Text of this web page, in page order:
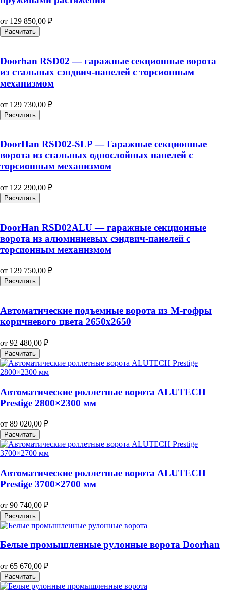
от 129 850,00 ₽
Расчитать
Doorhan RSD02 — гаражные секционные ворота
из стальных сэндвич-панелей с торсионным
механизмом
от 129 730,00 ₽
Расчитать
DoorHan RSD02-SLP — Гаражные секционные
ворота из стальных однослойных панелей с
торсионным механизмом
от 122 290,00 ₽
Расчитать
DoorHan RSD02ALU — гаражные секционные
ворота из алюминиевых сэндвич-панелей с
торсионным механизмом
от 129 750,00 ₽
Расчитать
Автоматические подъемные ворота из M-гофры
коричневого цвета 2650х2650
от 92 480,00 ₽
Расчитать
Автоматические роллетные ворота ALUTECH
Prestige 2800×2300 мм
от 89 020,00 ₽
Расчитать
Автоматические роллетные ворота ALUTECH
Prestige 3700×2700 мм
от 90 740,00 ₽
Расчитать
Белые промышленные рулонные ворота Doorhan
от 65 670,00 ₽
Расчитать